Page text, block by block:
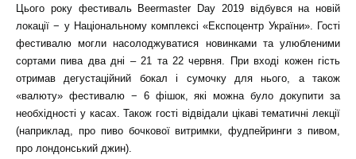
Цього року фестиваль Beermaster Day 2019 відбувся на новій
локації − у Національному комплексі «Експоцентр України». Гості
фестивалю могли насолоджуватися новинками та улюбленими
сортами пива два дні – 21 та 22 червня. При вході кожен гість
отримав дегустаційний бокал і сумочку для нього, а також
«валюту» фестивалю − 6 фішок, які можна було докупити за
необхідності у касах. Також гості відвідали цікаві тематичні лекції
(наприклад, про пиво бочкової витримки, фудпейринги з пивом,
про лондонський джин).